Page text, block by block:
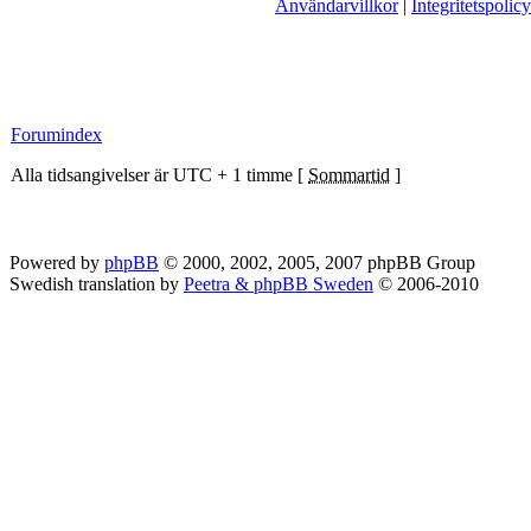
Användarvillkor| Integritetspolicy
Forumindex
Alla tidsangivelser är UTC + 1 timme [ Sommartid ]
Powered by phpBB © 2000, 2002, 2005, 2007 phpBB Group
Swedish translation by Peetra & phpBB Sweden © 2006-2010